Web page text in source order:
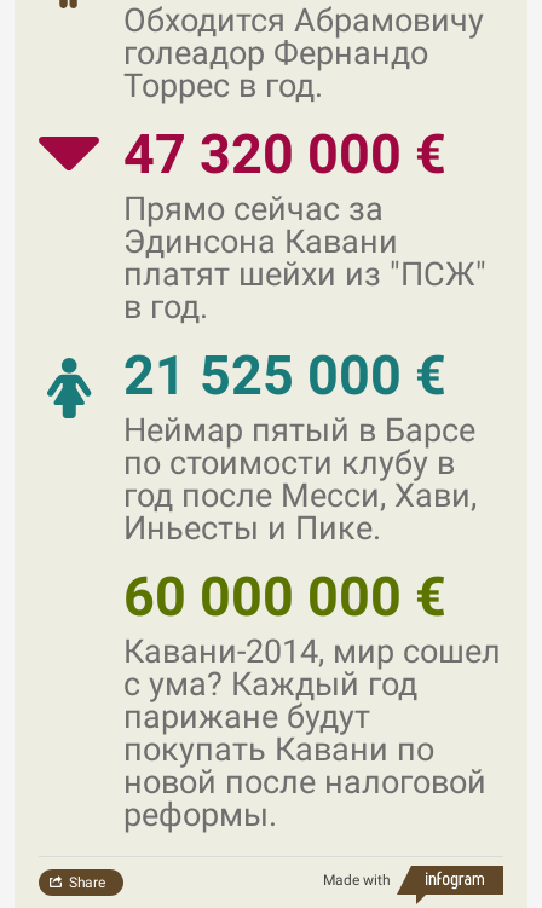
Обходится Абрамовичу
голеадор Фернандо
Торрес в год.
47 320 000 €
Прямо сейчас за
Эдинсона Кавани
платят шейхи из "ПСЖ"
в год.
21 525 000 €
Неймар пятый в Барсе
по стоимости клубу в
год после Месси, Хави,
Иньесты и Пике.
60 000 000 €
Кавани-2014, мир сошел
с ума? Каждый год
парижане будут
покупать Кавани по
новой после налоговой
реформы.
Made with
Share